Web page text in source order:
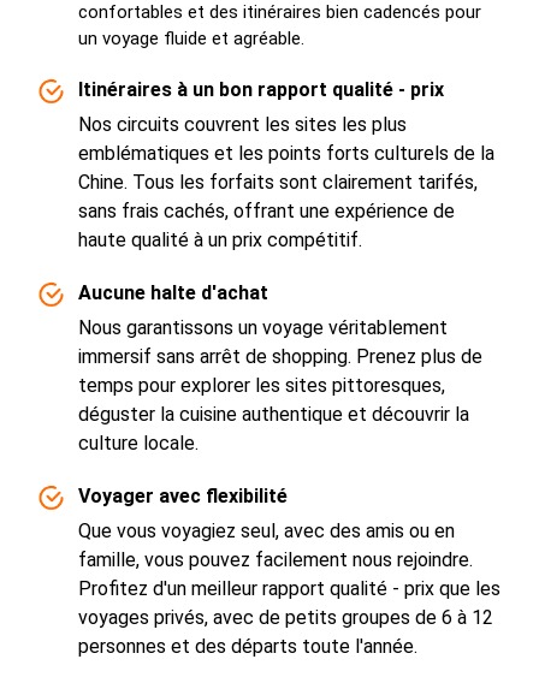
confortables et des itinéraires bien cadencés pour
un voyage fluide et agréable.
Itinéraires à un bon rapport qualité - prix
Nos circuits couvrent les sites les plus
emblématiques et les points forts culturels de la
Chine. Tous les forfaits sont clairement tarifés,
sans frais cachés, offrant une expérience de
haute qualité à un prix compétitif.
Aucune halte d'achat
Nous garantissons un voyage véritablement
immersif sans arrêt de shopping. Prenez plus de
temps pour explorer les sites pittoresques,
déguster la cuisine authentique et découvrir la
culture locale.
Voyager avec flexibilité
Que vous voyagiez seul, avec des amis ou en
famille, vous pouvez facilement nous rejoindre.
Profitez d'un meilleur rapport qualité - prix que les
voyages privés, avec de petits groupes de 6 à 12
personnes et des départs toute l'année.